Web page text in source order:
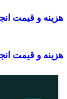
هزینه و قیمت
هزینه و قیمت